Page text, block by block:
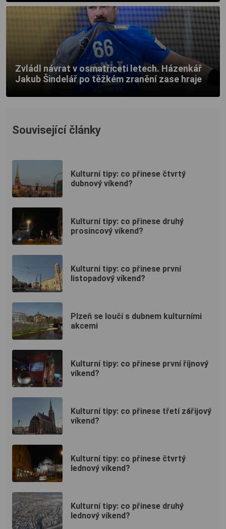
Zvládl návrat v osmatřiceti letech. Házenkář
Jakub Šindelář po těžkém zranění zase hraje
Související články
Kulturní tipy: co přinese čtvrtý
dubnový víkend?
Kulturní tipy: co přinese druhý
prosincový víkend?
Kulturní tipy: co přinese první
listopadový víkend?
Plzeň se loučí s dubnem kulturními
akcemi
Kulturní tipy: co přinese první říjnový
víkend?
Kulturní tipy: co přinese třetí zářijový
víkend?
Kulturní tipy: co přinese čtvrtý
lednový víkend?
Kulturní tipy: co přinese druhý
lednový víkend?